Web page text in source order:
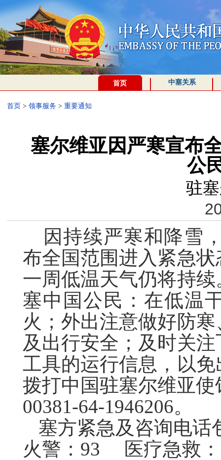
首页 中塞关系
首页 > 领事服务 > 重要通知
塞尔维亚因严寒宣布
公
驻
因持续严寒和降雪
布全国范围进入紧急
一周低温天气仍将持
塞中国公民：在低温
火；外出注意做好防
及出行安全；及时关
工具的运行信息，以
拨打中国驻塞尔维亚
00381-64-1946206。
塞方紧急及咨询电话
火警： 93 医疗急救：